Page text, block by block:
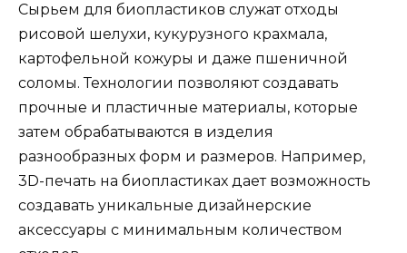
Сырьем для биопластиков служат отходы
рисовой шелухи, кукурузного крахмала,
картофельной кожуры и даже пшеничной
соломы. Технологии позволяют создавать
прочные и пластичные материалы, которые
затем обрабатываются в изделия
разнообразных форм и размеров. Например,
3D-печать на биопластиках дает возможность
создавать уникальные дизайнерские
аксессуары с минимальным количеством